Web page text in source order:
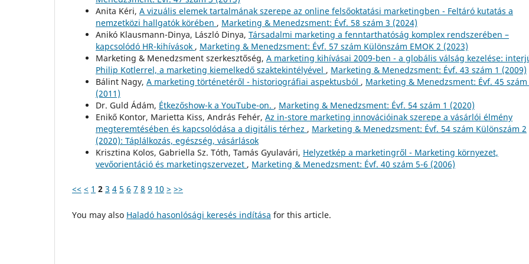
Anita Kéri, A vizuális elemek tartalmának szerepe az online felsőoktatási marketingben - Feltáró kutatás a
nemzetközi hallgatók körében , Marketing & Menedzsment: Évf. 58 szám 3 (2024)
Anikó Klausmann-Dinya, László Dinya, Társadalmi marketing a fenntarthatóság komplex rendszerében –
kapcsolódó HR-kihívások , Marketing & Menedzsment: Évf. 57 szám Különszám EMOK 2 (2023)
Marketing & Menedzsment szerkesztőség, A marketing kihívásai 2009-ben - a globális válság kezelése:
Philip Kotlerrel, a marketing kiemelkedő szaktekintélyével , Marketing & Menedzsment: Évf. 43 szám 1 (2009)
Bálint Nagy, A marketing történetéről - historiográfiai aspektusból , Marketing & Menedzsment: Évf. 45 szám
(2011)
Dr. Guld Ádám, Étkezőshow-k a YouTube-on. , Marketing & Menedzsment: Évf. 54 szám 1 (2020)
Enikő Kontor, Marietta Kiss, András Fehér, Az in-store marketing innovációinak szerepe a vásárlói élmény
megteremtésében és kapcsolódása a digitális térhez , Marketing & Menedzsment: Évf. 54 szám Különszám 2
(2020): Táplálkozás, egészség, vásárlások
Krisztina Kolos, Gabriella Sz. Tóth, Tamás Gyulavári, Helyzetkép a marketingről - Marketing környezet,
vevőorientáció és marketingszervezet , Marketing & Menedzsment: Évf. 40 szám 5-6 (2006)
<< < 1 2 3 4 5 6 7 8 9 10 > >>
You may also Haladó hasonlósági keresés indítása for this article.